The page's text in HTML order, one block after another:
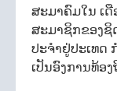
ສະມາຄົມໃນ ເດື
ສະມາຊິກຂອງຊິ
ປະຈໍາຢູ່ປະເທດ
ເປັນອົງການທ້ອງ